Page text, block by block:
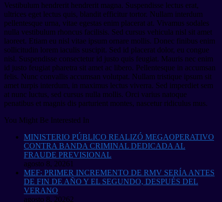
Vestibulum hendrerit hendrerit magna. Suspendisse lectus erat,
ultrices eget lectus quis, blandit efficitur tortor. Nullam interdum
pellentesque urna, vitae egestas enim placerat at. Vivamus sodales
nulla vestibulum rhoncus facilisis. Sed cursus vehicula nisl sit amet
laoreet. Etiam eu nisl vitae ipsum ornare mollis. Donec finibus enim
sollicitudin lorem iaculis suscipit. Sed id placerat dolor, eu congue
nisl. Suspendisse consectetur id justo quis feugiat. Mauris nec enim
id justo feugiat pharetra sit amet ac libero. Pellentesque in accumsan
felis. Nunc convallis accumsan volutpat. Nullam tristique ipsum sit
amet turpis interdum, in maximus lectus viverra. Sed imperdiet sem
at nunc luctus, sed cursus nulla mollis. Orci varius natoque
penatibus et magnis dis parturient montes, nascetur ridiculus mus.
You Might Be Interested In
MINISTERIO PÚBLICO REALIZÓ MEGAOPERATIVO
CONTRA BANDA CRIMINAL DEDICADA AL
FRAUDE PREVISIONAL
agosto 8, 20261
MEF: PRIMER INCREMENTO DE RMV SERÍA ANTES
DE FIN DE AÑO Y EL SEGUNDO, DESPUÉS DEL
VERANO
agosto 8, 20262